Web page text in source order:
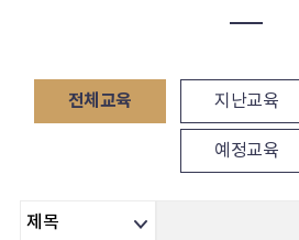
전체교육 지난교육
예정교육